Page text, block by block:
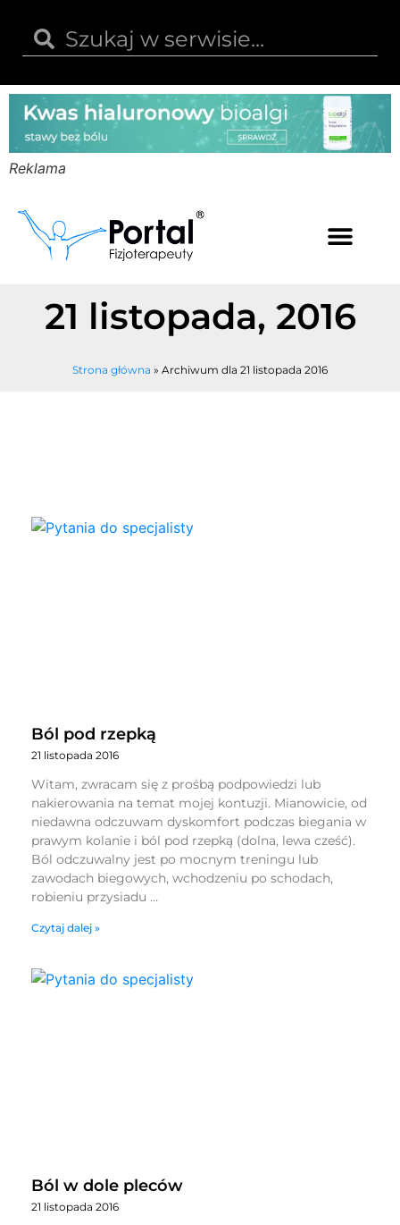
Reklama
21 listopada, 2016
Strona główna » Archiwum dla 21 listopada 2016
Ból pod rzepką
21 listopada 2016
Witam, zwracam się z prośbą podpowiedzi lub
nakierowania na temat mojej kontuzji. Mianowicie, od
niedawna odczuwam dyskomfort podczas biegania w
prawym kolanie i ból pod rzepką (dolna, lewa cześć).
Ból odczuwalny jest po mocnym treningu lub
zawodach biegowych, wchodzeniu po schodach,
robieniu przysiadu …
Czytaj dalej »
Ból w dole pleców
21 listopada 2016